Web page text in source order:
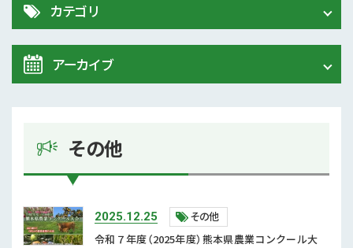
その他
2025.12.25
その他
令和７年度（2025年度）熊本県農業コンクール大
カテゴリ
ALL
農業研究センター
その他
中山間地域対策
むらづくり
アーカイブ
2025年 (6)
2023年 (6)